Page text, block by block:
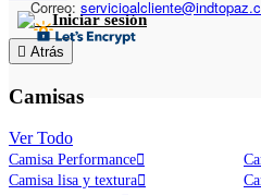
Iniciar sesión
Atrás
Camisas
Ver Todo
Camisa Performance
Camisa lisa y textura
Correo: